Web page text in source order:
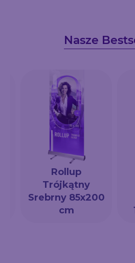
Nasze
Rollup
Trójkątny
Srebrny 85x200
cm